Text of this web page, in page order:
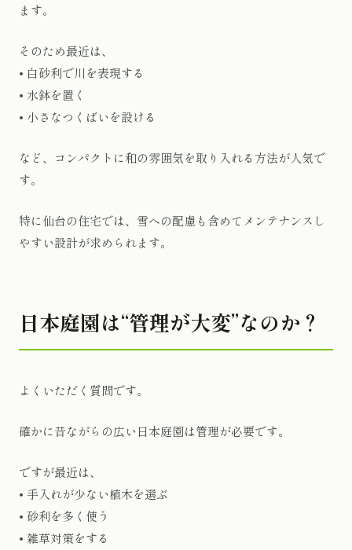
ます。
そのため最近は、
• 白砂利で川を表現する
• 水鉢を置く
• 小さなつくばいを設ける
など、コンパクトに和の雰囲気を取り入れる方法が人気で
す。
特に仙台の住宅では、雪への配慮も含めてメンテナンスし
やすい設計が求められます。
日本庭園は“管理が大変”なのか？
よくいただく質問です。
確かに昔ながらの広い日本庭園は管理が必要です。
ですが最近は、
• 手入れが少ない植木を選ぶ
• 砂利を多く使う
• 雑草対策をする